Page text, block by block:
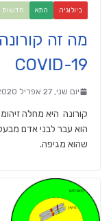
ביולוגיה התא חדשות
COVID-19
יום שני, 27 אפריל 2020, 11:34
שהוא מגיפה.